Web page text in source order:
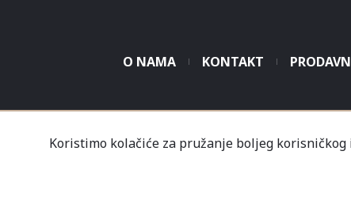
Koristimo kolačiće za pružanje boljeg
O NAMA KONTAKT
Tvrtka Mališić MP